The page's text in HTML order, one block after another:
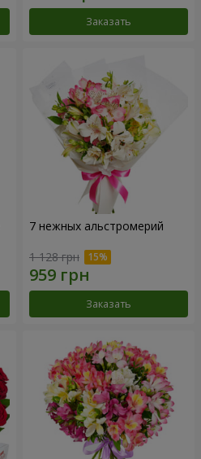
Заказать
7 нежных альстромерий
1 128 грн
Заказать